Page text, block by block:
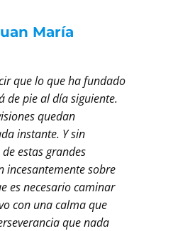
María
que lo que ha fundado
de pie al día siguiente.
quedan
instante. Y sin
estas grandes
incesantemente sobre
es necesario caminar
con una calma que
que nada